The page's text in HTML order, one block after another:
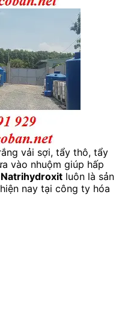
vải sợi, tẩy thô, tẩy
vào nhuộm giúp hấp
Natrihydroxit luôn là sản
nay tại công ty hóa